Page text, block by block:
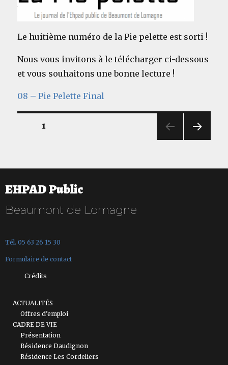
Le huitième numéro de la Pie pelette est sorti !
Nous vous invitons à le télécharger ci-dessous
et vous souhaitons une bonne lecture !
08 – Pie Pelette Final
Navigation
PAGE1
EHPAD Public
Beaumont de Lomagne
Tél. 05 63 26 15 30
Formulaire de contact
Crédits
ACTUALITÉS
Offres d’emploi
CADRE DE VIE
Présentation
Résidence Daudignon
Résidence Les Cordeliers